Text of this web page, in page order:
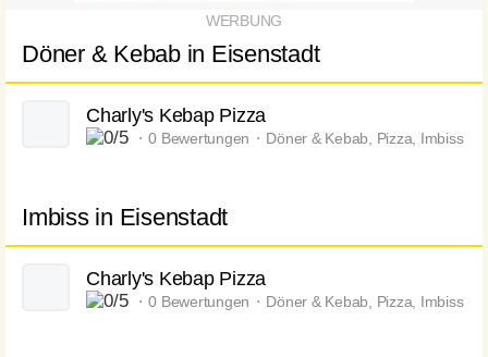
Döner & Kebab in Eisenstadt
Charly's Kebap Pizza
⬝ 0 Bewertungen ⬝ Döner & Kebab, Pizza, Imbiss
Imbiss in Eisenstadt
Charly's Kebap Pizza
⬝ 0 Bewertungen ⬝ Döner & Kebab, Pizza, Imbiss